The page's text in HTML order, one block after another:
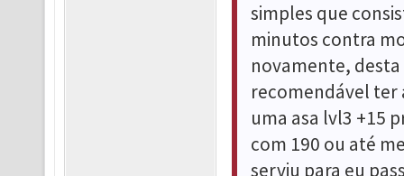
simples que
minutos contra
novamente,
recomendável ter
uma asa lvl3 +15
com 190 ou até
serviu para eu